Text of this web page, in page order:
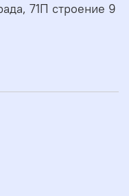
71П строение 9